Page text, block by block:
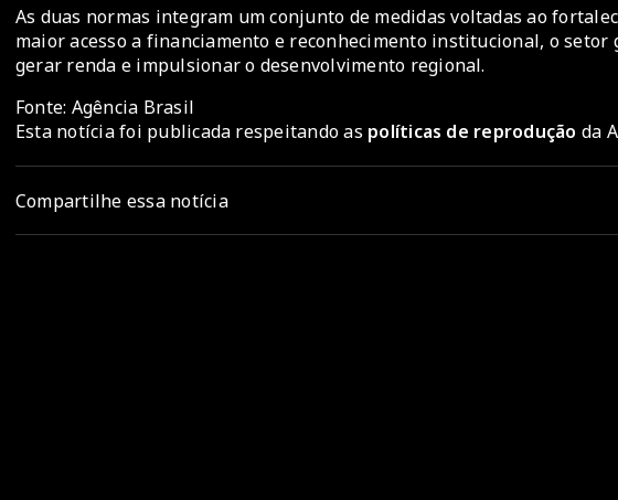
As duas normas integram um conjunto de medidas voltadas ao
maior acesso a financiamento e reconhecimento institucional, o
gerar renda e impulsionar o desenvolvimento regional.
Fonte: Agência Brasil
Esta notícia foi publicada respeitando as políticas de reprodução da
Compartilhe essa notícia